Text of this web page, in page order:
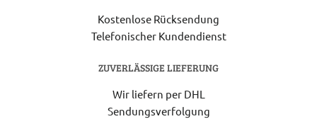
Kostenlose Rücksendung
Telefonischer Kundendienst
ZUVERLÄSSIGE LIEFERUNG
Wir liefern per DHL
Sendungsverfolgung